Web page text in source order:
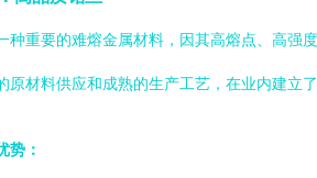
种重要的难熔金属材料，因其高熔点、高强
原材料供应和成熟的生产工艺，在业内建立了
势：